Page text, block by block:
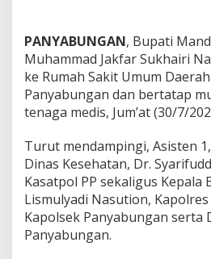
PANYABUNGAN, Bupati
Muhammad Jakfar Sukhairi
ke Rumah Sakit Umum Daerah
Panyabungan dan bertatap
tenaga medis, Jum’at (30/7/
Turut mendampingi, Asisten
Dinas Kesehatan, Dr.
Kasatpol PP sekaligus Kepala
Lismulyadi Nasution,
Kapolsek Panyabungan serta
Panyabungan.